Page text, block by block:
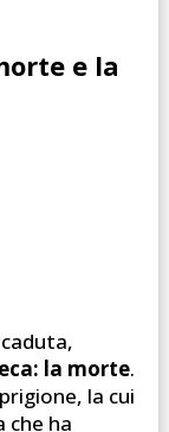
e la
la morte.
la cui
ha